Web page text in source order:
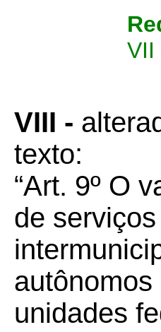
VII
VIII -
texto:
“Art. 9º O
de
unidades